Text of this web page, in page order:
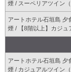
煙 / スーペリアツイン（
アートホテル石垣島 夕
煙 / 【8階以上】カジュ
アートホテル石垣島 夕
煙 / カジュアルツイン（